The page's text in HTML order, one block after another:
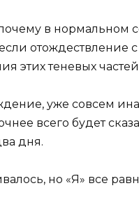
в нормальном
отождествление с
этих теневых
уже совсем
всего будет
дня.
но «Я» все